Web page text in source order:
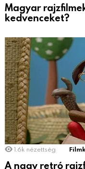
Magyar
kedvenceket?
1.6k nézettség
A nagy retró